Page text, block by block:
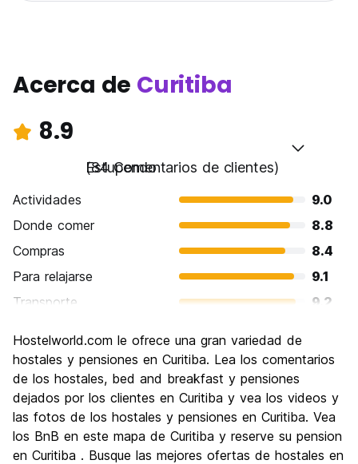
Acerca de Curitiba
8.9
Estupendo
(84 Comentarios de clientes)
Actividades
9.0
Donde comer
8.8
Compras
8.4
Para relajarse
9.1
Transporte
9.2
Cultura
9.2
Fiesta
Calidad Precio
9.0
Hostelworld.com le ofrece una gran variedad de
hostales y pensiones en Curitiba. Lea los comentarios
de los hostales, bed and breakfast y pensiones
dejados por los clientes en Curitiba y vea los videos y
las fotos de los hostales y pensiones en Curitiba. Vea
los BnB en este mapa de Curitiba y reserve su pension
en Curitiba . Busque las mejores ofertas de hostales en